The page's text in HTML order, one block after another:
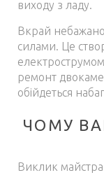
виходу з ладу.
Вкрай
силами. Це
ремонт
обійдеться
ЧОМУ
Виклик